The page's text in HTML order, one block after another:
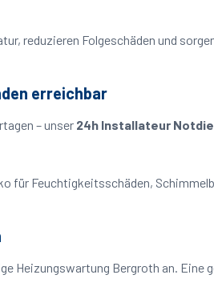
reduzieren Folgeschäden und
erreichbar
– unser 24h Installateur
für Feuchtigkeitsschäden,
Heizungswartung Bergroth an.